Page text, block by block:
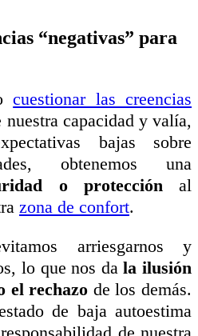
“negativas” para
cuestionar las creencias
nuestra capacidad y valía,
bajas sobre
obtenemos una
o protección al
zona de confort.
arriesgarnos y
lo que nos dala ilusión
el rechazo de los demás.
de baja autoestima